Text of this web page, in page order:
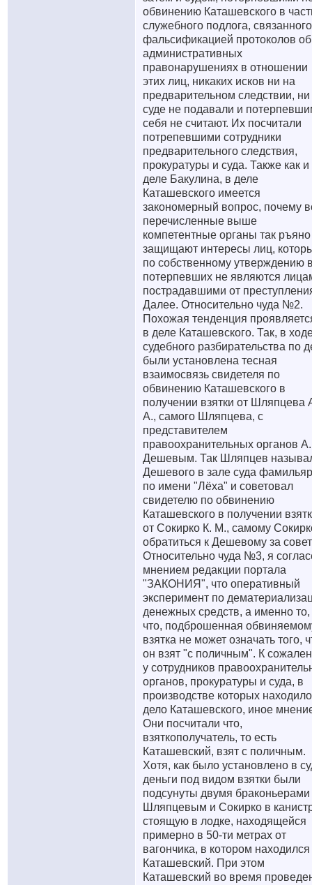
обвинению Каташевского в
служебного подлога,
фальсификацией протоколов об
административных
правонарушениях в отношении
этих лиц, никаких исков ни на
предварительном следствии, ни
суде не подавали и
себя не считают. Их посчитали
потрепевшими сотрудники
предварительного следствия,
прокуратуры и суда. Также как и
деле Бакулина, в деле
Каташевского имеется
закономерный вопрос, почему
перечисленные выше
компетентные органы так ръяно
защищают интересы лиц,
по собственному утверждению
потерпевших не являются
пострадавшими от
Далее. Относительно чуда №2.
Похожая тенденция
в деле Каташевского. Так, в
судебного разбирательства по
были установлена тесная
взаимосвязь свидетеля по
обвинению Каташевского в
получении взятки от Шляпцева
А., самого Шляпцева, с
представителем
правоохранительных органов
Дешевым. Так Шляпцев
Дешевого в зале суда
по имени "Лёха" и советовал
свидетелю по обвинению
Каташевского в получении
от Сокирко К. М., самому
обратиться к Дешевому за
Относительно чуда №3, я
мнением редакции портала
"ЗАКОНИЯ", что оперативный
эксперимент по
денежных средств, а именно то,
что, подброшенная
взятка не может означать того,
он взят "с поличным". К
у сотрудников
органов, прокуратуры и суда, в
производстве которых
дело Каташевского, иное
Они посчитали что,
взяткополучатель, то есть
Каташевский, взят с поличным.
Хотя, как было установлено в
деньги под видом взятки были
подсунуты двумя браконьерами
Шляпцевым и Сокирко в
стоящую в лодке, находящейся
примерно в 50-ти метрах от
вагончика, в котором находился
Каташевский. При этом
Каташевский во время